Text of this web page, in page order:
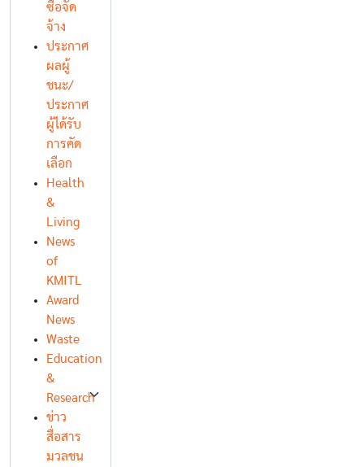
ซื้อจัด
จ้าง
ประกาศ
ผลผู้
ชนะ/
ประกาศ
ผู้ได้รับ
การคัด
เลือก
Health
&
Living
News
of
KMITL
Award
News
Waste
Education
&
Research
ข่าว
สื่อสาร
มวลชน